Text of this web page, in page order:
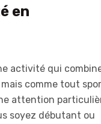
en
activité qui
comme tout
attention
soyez débutant ou